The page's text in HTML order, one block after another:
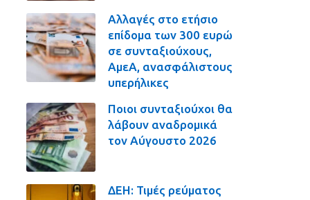
Αλλαγές στο ετήσιο
επίδομα των 300 ευρώ
σε συνταξιούχους,
ΑμεΑ, ανασφάλιστους
υπερήλικες
Ποιοι συνταξιούχοι θα
λάβουν αναδρομικά
τον Αύγουστο 2026
ΔΕΗ: Τιμές ρεύματος